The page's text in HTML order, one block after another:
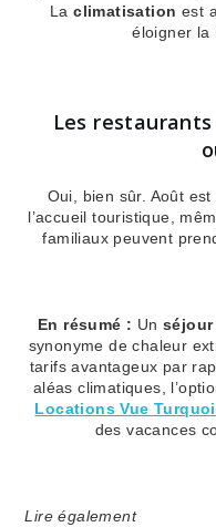
Laclimatisation est
éloigner la
Les
Oui, bien sûr. Août
l’accueil touristique,
familiaux peuvent
En résumé : Un
synonyme de chaleur
tarifs avantageux par
aléas climatiques,
Locations Vue
des vacances
Lire également